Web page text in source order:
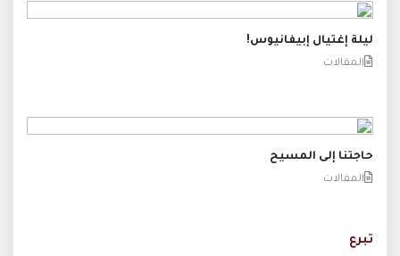
ليلة إغتيال إبيفانيوس!
المقالات
حاجتنا إلى المسيح
المقالات
تبرع